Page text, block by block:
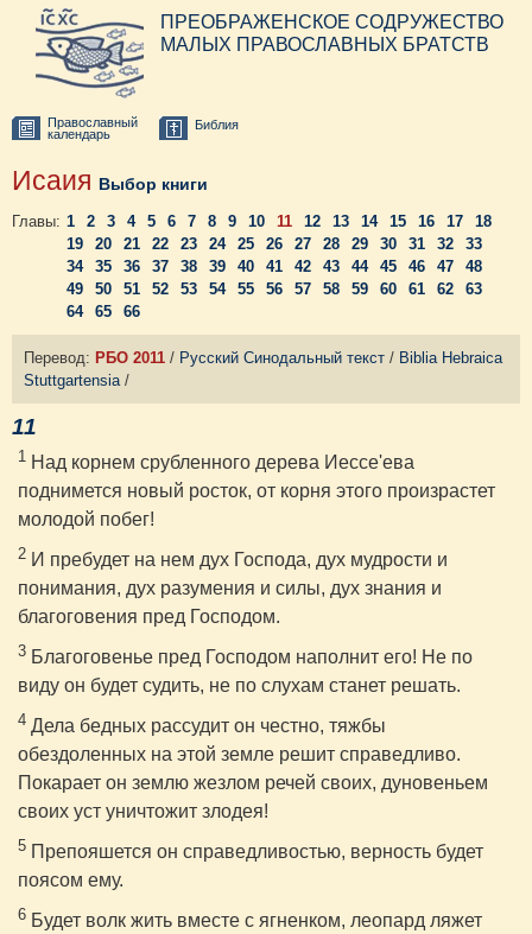
ПРЕОБРАЖЕНСКОЕ СОДРУЖЕСТВО
МАЛЫХ ПРАВОСЛАВНЫХ БРАТСТВ
Православный
календарь
Библия
Исаия Выбор книги
Главы: 1 2 3 4 5 6 7 8 9 10 11 12 13 14 15 16 17
18
19
20 21 22 23 24 25 26 27 28 29 30 31 32
33
34
35 36 37 38 39 40 41 42 43 44 45 46 47
48
49
50 51 52 53 54 55 56 57 58 59 60 61 62
63
64
65 66
Перевод: РБО 2011 / Русский Синодальный текст / Biblia Hebraica
Stuttgartensia/
11
1 Над корнем срубленного дерева Иессе'ева
поднимется новый росток, от корня этого произрастет
молодой побег!
2 И пребудет на нем дух Господа, дух мудрости и
понимания, дух разумения и силы, дух знания и
благоговения пред Господом.
3 Благоговенье пред Господом наполнит его! Не по
виду он будет судить, не по слухам станет решать.
4 Дела бедных рассудит он честно, тяжбы
обездоленных на этой земле решит справедливо.
Покарает он землю жезлом речей своих, дуновеньем
своих уст уничтожит злодея!
5 Препояшется он справедливостью, верность будет
поясом ему.
6 Будет волк жить вместе с ягненком, леопард ляжет